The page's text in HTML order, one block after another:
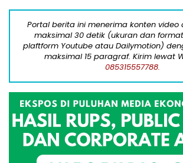
Portal berita ini menerima konten video
maksimal 30 detik (ukuran dan
plaftform Youtube atau Dailymotion)
maksimal 15 paragraf. Kirim lewat
085315557788.